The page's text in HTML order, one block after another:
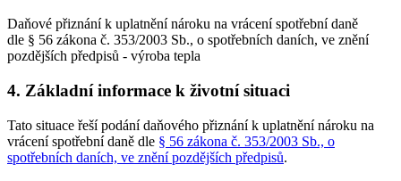
Daňové přiznání k uplatnění nároku na vrácení spotřební daně
dle § 56 zákona č. 353/2003 Sb., o spotřebních daních, ve znění
pozdějších předpisů - výroba tepla
4. Základní informace k životní situaci
Tato situace řeší podání daňového přiznání k uplatnění nároku na
vrácení spotřební daně dle § 56 zákona č. 353/2003 Sb., o
spotřebních daních, ve znění pozdějších předpisů.